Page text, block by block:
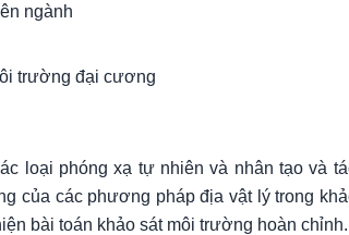
ngành
trường đại cương
loại phóng xạ tự nhiên và nhân tạo
của các phương pháp địa vật lý trong
bài toán khảo sát môi trường hoàn chỉnh.